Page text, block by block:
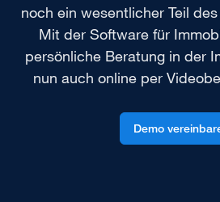
noch ein wesentlicher Teil
Mit der Software für
persönliche Beratung in der
nun auch online per
Demo